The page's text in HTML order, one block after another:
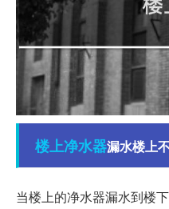
楼上净水器漏水楼上
当楼上的净水器漏水到楼